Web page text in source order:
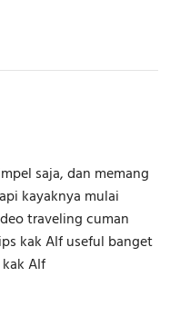
saja, dan memang
kayaknya mulai
traveling cuman
kak AIf useful banget
AIf